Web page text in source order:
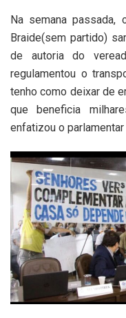
Na semana
Braide(sem partido)
de autoria do
regulamentou o
tenho como deixar de
que beneficia
enfatizou o